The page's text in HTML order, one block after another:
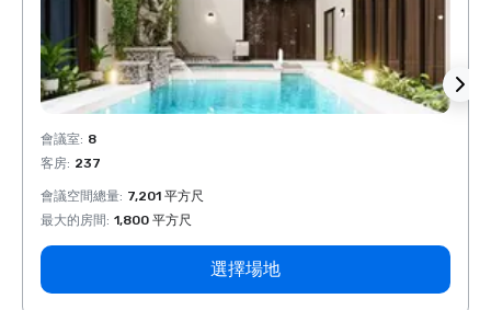
會議室: 8
客房: 237
會議空間總量: 7,201 平方尺
最大的房間 : 1,800 平方尺
選擇場地